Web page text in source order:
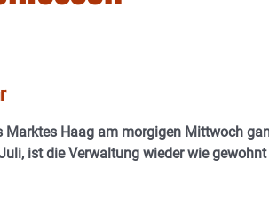
Marktes Haag am morgigen Mittwoch
ist die Verwaltung wieder wie